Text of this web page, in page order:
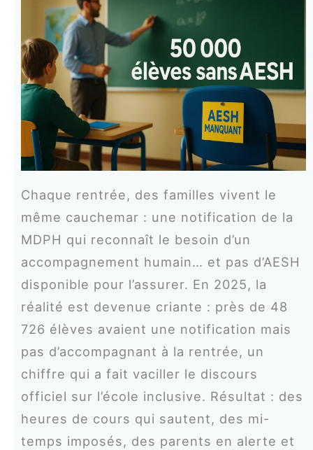
Chaque rentrée, des familles vivent le
même cauchemar : une notification de la
MDPH qui reconnaît le besoin d’un
accompagnement humain… et pas d’AESH
disponible pour l’assurer. En 2025, la
réalité est devenue criante : près de 48
726 élèves avaient une notification mais
pas d’accompagnant à la rentrée, un
chiffre qui a fait vaciller le discours
officiel sur l’école inclusive. Résultat : des
heures de cours qui sautent, des mi-
temps imposés, des parents en alerte et